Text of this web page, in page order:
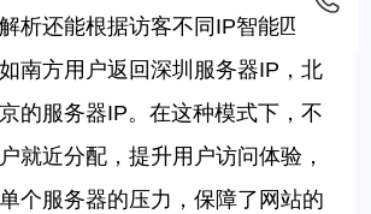
析还能根据访客不同 IP智能匹配
南方用户返回深圳服务器IP，北
的服务器IP。在这种模式下，不
就近分配，提升用户访问体验，
个服务器的压力，保障了网站的